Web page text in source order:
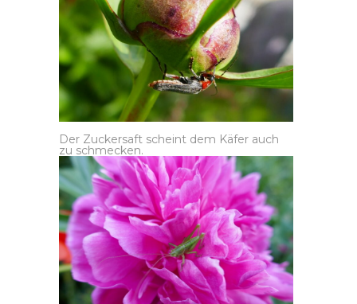
Der Zuckersaft scheint dem Käfer auch
zu schmecken.